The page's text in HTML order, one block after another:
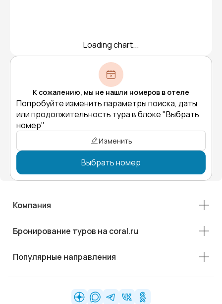
Loading chart...
К сожалению, мы не нашли номеров в отеле
Попробуйте изменить параметры поиска, даты
или продолжительность тура в блоке "Выбрать
номер"
Изменить
Выбрать номер
Компания
Бронирование туров на coral.ru
Популярные направления